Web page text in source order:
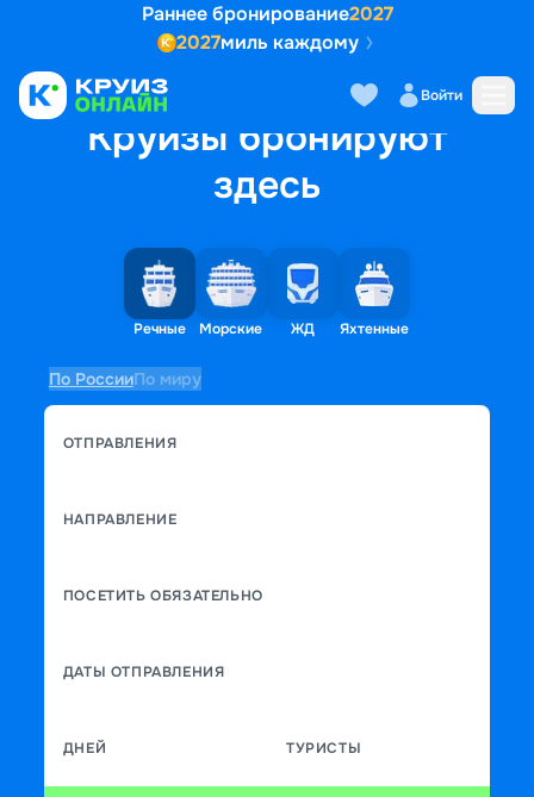
Раннее бронирование2027
2027миль каждому
Войти
Круизы бронируют
здесь
Речные Морские ЖД Яхтенные
По РоссииПо миру
ОТПРАВЛЕНИЯ
НАПРАВЛЕНИЕ
ПОСЕТИТЬ ОБЯЗАТЕЛЬНО
ДАТЫ ОТПРАВЛЕНИЯ
ДНЕЙ ТУРИСТЫ